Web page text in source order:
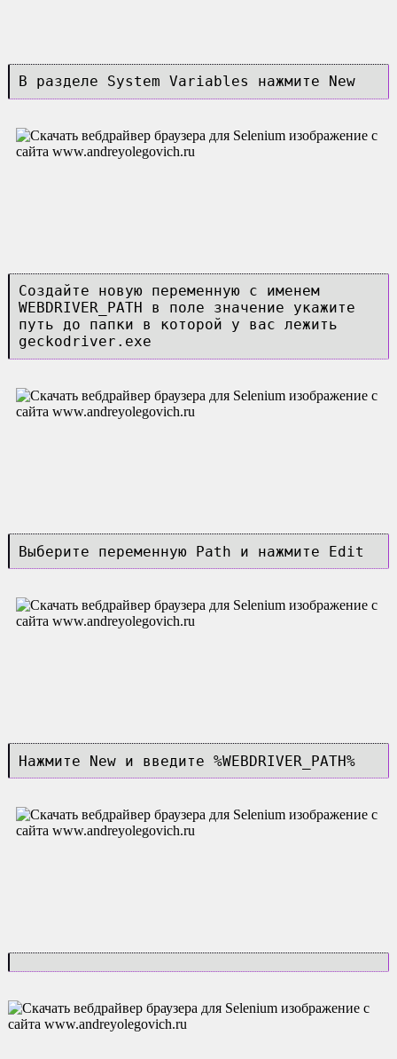
В разделе System Variables нажмите New
Создайте новую переменную с именем
WEBDRIVER_PATH в поле значение укажите
путь до папки в которой у вас лежить
geckodriver.exe
Выберите переменную Path и нажмите Edit
Нажмите New и введите %WEBDRIVER_PATH%